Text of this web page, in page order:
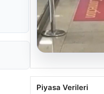
sanığı yine
EUR
ALTIN
BTC
Son Eklenen